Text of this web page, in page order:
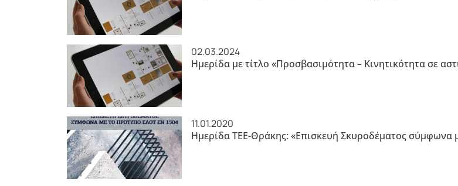
02.03.2024
Ημερίδα με τίτλο «Προσβασιμότητα – Κινητικότητα σε
11.01.2020
Ημερίδα ΤΕΕ-Θράκης: «Επισκευή Σκυροδέματος σύμφωνα